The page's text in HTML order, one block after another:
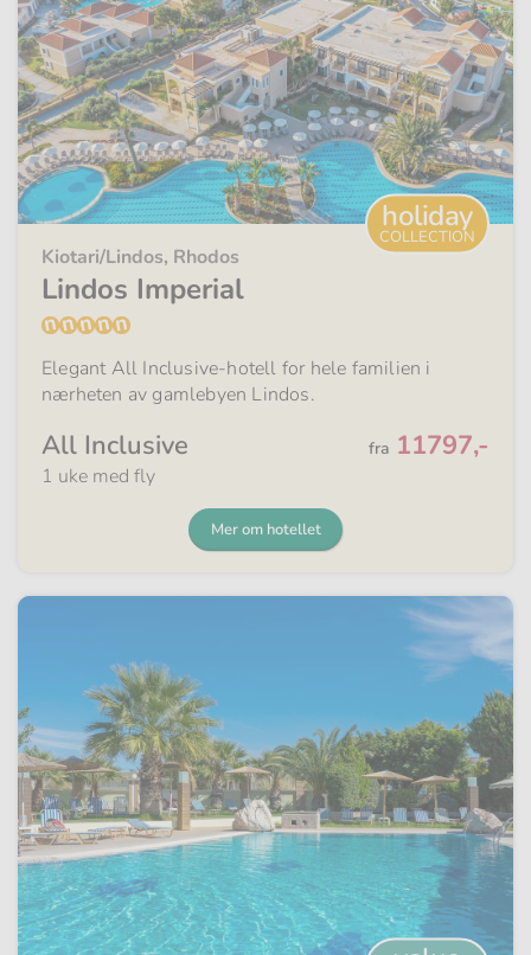
holiday
COLLECTION
Kiotari/Lindos, Rhodos
Lindos Imperial
Elegant All Inclusive-hotell for hele familien i
nærheten av gamlebyen Lindos.
All Inclusive Fra
fra 11797,-
1 uke med fly
Mer om hotellet